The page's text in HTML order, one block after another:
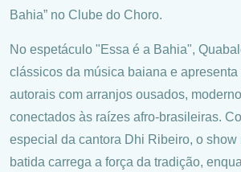
Bahia” no Clube do Choro.
No espetáculo "Essa é a Bahia",
clássicos da música baiana e
autorais com arranjos ousados,
conectados às raízes afro-brasileiras.
especial da cantora Dhi Ribeiro, o show
batida carrega a força da tradição,